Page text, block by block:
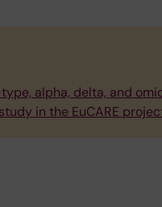
alpha, delta, and
in the EuCARE